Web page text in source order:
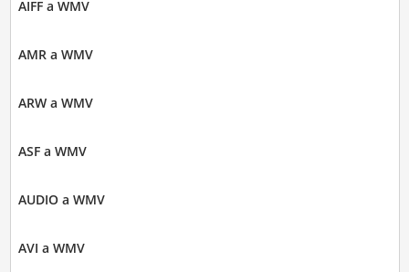
AIFF a WMV
AMR a WMV
ARW a WMV
ASF a WMV
AUDIO a WMV
AVI a WMV